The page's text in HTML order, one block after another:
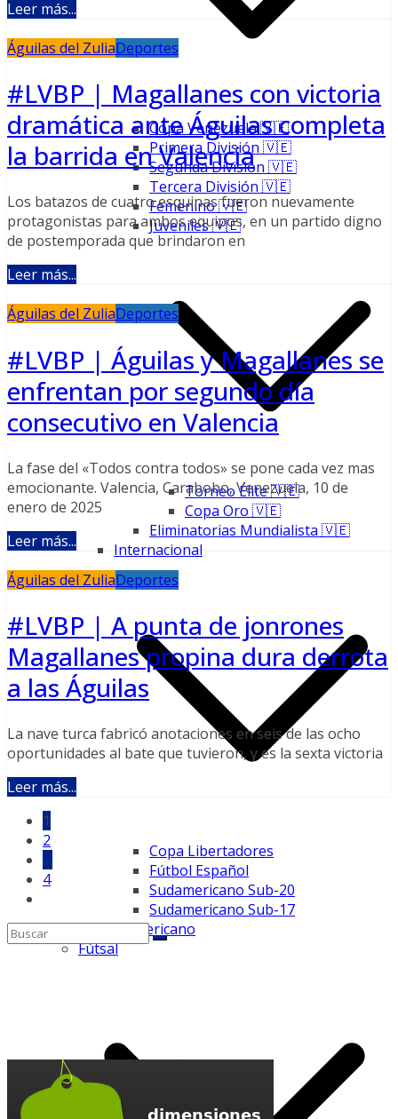
Copa Venezuela 🇻🇪
Primera División 🇻🇪
Segunda División 🇻🇪
Tercera División 🇻🇪
Femenino 🇻🇪
Juveniles 🇻🇪
Torneo Élite 🇻🇪
Copa Oro 🇻🇪
Eliminatorias Mundialista 🇻🇪
Internacional
Copa Libertadores
Fútbol Español
Sudamericano Sub-20
Sudamericano Sub-17
Fútbol Americano
Fútsal
Leer más...
Águilas del ZuliaDeportes
#LVBP | Magallanes con victoria
dramática ante Águilas completa
la barrida en Valencia
Los batazos de cuatro esquinas fueron nuevamente
protagonistas para ambos equipos, en un partido digno
de postemporada que brindaron en
Leer más...
Águilas del ZuliaDeportes
#LVBP | Águilas y Magallanes se
enfrentan por segundo día
consecutivo en Valencia
La fase del «Todos contra todos» se pone cada vez mas
emocionante. Valencia, Carabobo, Venezuela, 10 de
enero de 2025
Leer más...
Águilas del ZuliaDeportes
#LVBP | A punta de jonrones
Magallanes propina dura derrota
a las Águilas
La nave turca fabricó anotaciones en seis de las ocho
oportunidades al bate que tuvieron, y es la sexta victoria
Leer más...
Posts
pagination
1
2
…
4